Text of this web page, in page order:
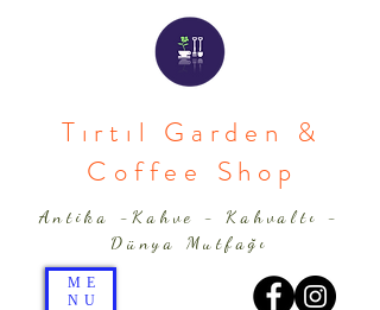
Tırtıl Garden &
Coffee Shop
ME
NU
Antika -Kahve - Kahvaltı -
Dünya Mutfağı